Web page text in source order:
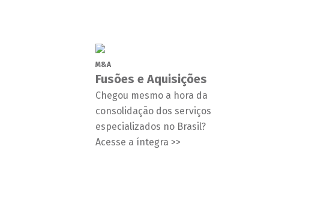
M&A
Fusões e Aquisições
Chegou mesmo a hora da
consolidação dos serviços
especializados no Brasil?
Acesse a íntegra >>